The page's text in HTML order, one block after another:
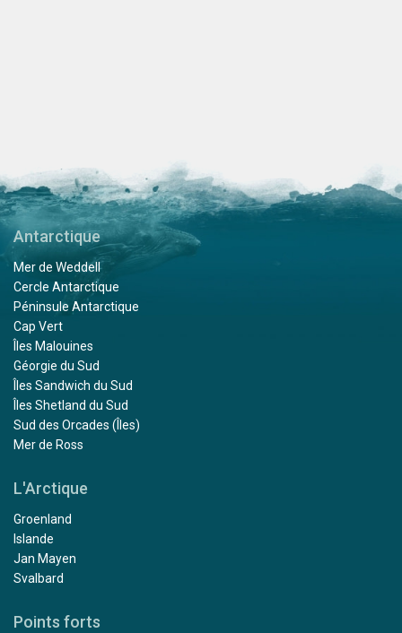
Antarctique
Mer de Weddell
Cercle Antarctique
Péninsule Antarctique
Cap Vert
Îles Malouines
Géorgie du Sud
Îles Sandwich du Sud
Îles Shetland du Sud
Sud des Orcades (Îles)
Mer de Ross
L'Arctique
Groenland
Islande
Jan Mayen
Svalbard
Points forts